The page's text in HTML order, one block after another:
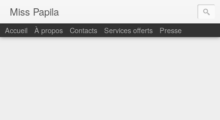
Miss Papila
Accueil À propos Contacts Services offerts Presse